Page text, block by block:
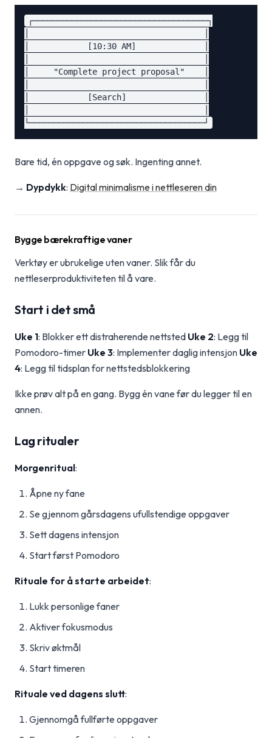
┌────────────────────────────────────┐
│            [10:30 AM]              │
│     "Complete project proposal"    │
│            [Search]                │
Bare tid, én oppgave og søk. Ingenting annet.
→ Dypdykk: Digital minimalisme i nettleseren din
Bygge bærekraftige vaner
Verktøy er ubrukelige uten vaner. Slik får du
nettleserproduktiviteten til å vare.
Start i det små
Uke 1: Blokker ett distraherende nettsted Uke 2: Legg til
Pomodoro-timer Uke 3: Implementer daglig intensjon Uke
4: Legg til tidsplan for nettstedsblokkering
Ikke prøv alt på en gang. Bygg én vane før du legger til en
annen.
Lag ritualer
Morgenritual:
Åpne ny fane
Se gjennom gårsdagens ufullstendige oppgaver
Sett dagens intensjon
Start først Pomodoro
Rituale for å starte arbeidet:
Lukk personlige faner
Aktiver fokusmodus
Skriv øktmål
Start timeren
Rituale ved dagens slutt:
Gjennomgå fullførte oppgaver